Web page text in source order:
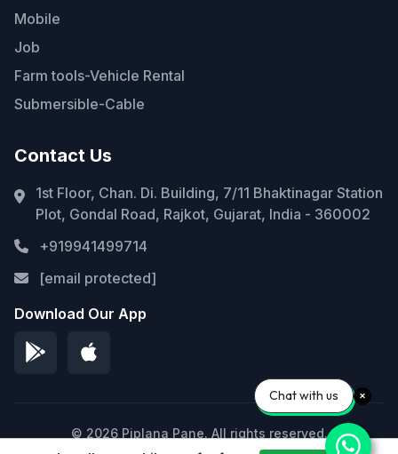
Mobile
Job
Farm tools-Vehicle Rental
Submersible-Cable
Contact Us
1st Floor, Chan. Di. Building, 7/11 Bhaktinagar Station
Plot, Gondal Road, Rajkot, Gujarat, India - 360002
+919941499714
[email protected]
Download Our App
© 2026 Piplana Pane. All rights reserved.
Chat with us